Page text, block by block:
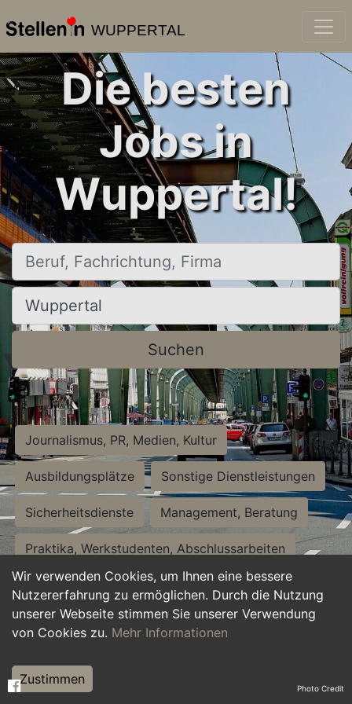
WUPPERTAL
Wir verwenden Cookies, um Ihnen eine bessere
Nutzererfahrung zu ermöglichen. Durch die Nutzung
unserer Webseite stimmen Sie unserer Verwendung
von Cookies zu. Mehr Informationen
Zustimmen
Die besten
Jobs in
Wuppertal!
Beruf, Fachrichtung, Firma
Ort, Stadt
Suchen
Journalismus, PR, Medien, Kultur
Ausbildungsplätze Sonstige Dienstleistungen
Sicherheitsdienste Management, Beratung
Praktika, Werkstudenten, Abschlussarbeiten
Personalwesen Assistenz, Sekretariat
Hilfskräfte, Aushilfs- und Nebenjobs
Weiterbildung, Studium, duale Ausbildung Photo Credit